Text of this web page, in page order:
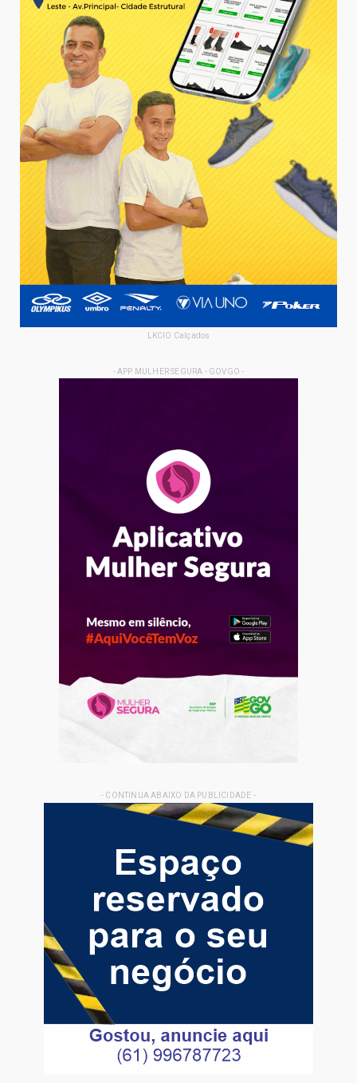
LKCIO Calçados
- APP MULHER SEGURA - GOVGO -
- CONTINUA ABAIXO DA PUBLICIDADE -